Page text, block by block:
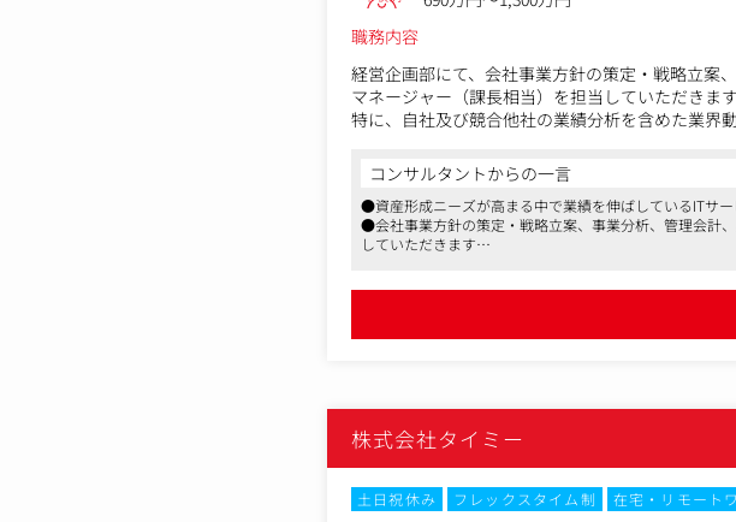
職務内容
経営企画部にて、会社事業方針の策定・戦略立案
マネージャー（課長相当）を担当していただきます
特に、自社及び競合他社の業績分析を含めた業界
【主な業務内容】
以下の業務チームリーダー（課長相当）として、
■事業計画・経営計画の策定、推進、レビュー
・新規事業の開発
・金融当局・業界団体との折衝、調整（例：金融
・業界動向の把握（法令諸規則改正、競合分析
コンサルタントからの一言
●資産形成ニーズが高まる中で業績を伸ばしているITサ
●会社事業方針の策定・戦略立案、事業分析、管理会計
していただきます
株式会社タイミー
土日祝休み フレックスタイム制 在宅・リモート